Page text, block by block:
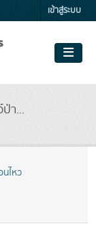
เข้าสู่ระบบ
า...
ไหว